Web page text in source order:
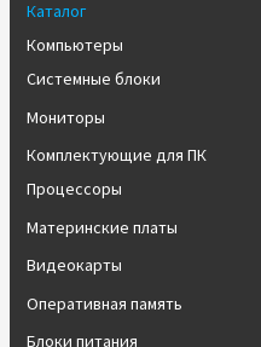
Каталог
Компьютеры
Системные блоки
Мониторы
Комплектующие для ПК
Процессоры
Материнские платы
Видеокарты
Оперативная память
Блоки питания